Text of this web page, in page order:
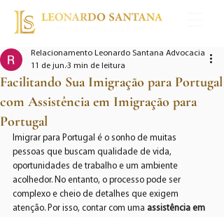
Facilitando Sua Imigração para Portugal
com Assistência em Imigração para
Portugal
Relacionamento Leonardo Santana Advocacia
11 de jun.3 min de leitura
Imigrar para Portugal é o sonho de muitas
pessoas que buscam qualidade de vida,
oportunidades de trabalho e um ambiente
acolhedor. No entanto, o processo pode ser
complexo e cheio de detalhes que exigem
atenção. Por isso, contar com uma assistência em